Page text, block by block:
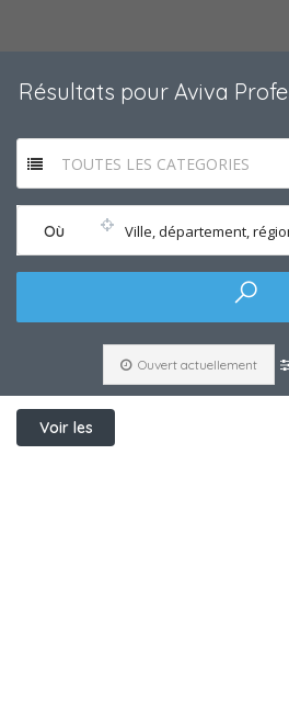
Résultats pour Aviva
TOUTES LES CATEGORIES
Où Ville, département,
Ouvert actuellement
Voir les